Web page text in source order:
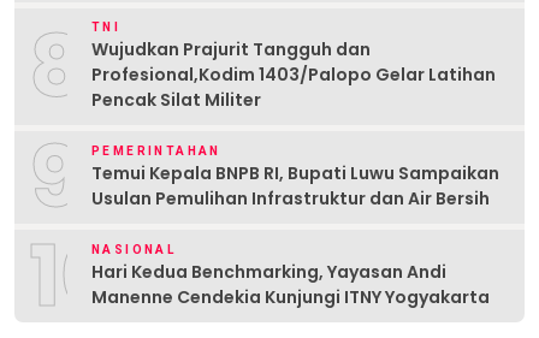
8 TNI
Wujudkan Prajurit Tangguh dan
Profesional,Kodim 1403/Palopo Gelar Latihan
Pencak Silat Militer
9 PEMERINTAHAN
Temui Kepala BNPB RI, Bupati Luwu Sampaikan
Usulan Pemulihan Infrastruktur dan Air Bersih
10NASIONAL
Hari Kedua Benchmarking, Yayasan Andi
Manenne Cendekia Kunjungi ITNY Yogyakarta